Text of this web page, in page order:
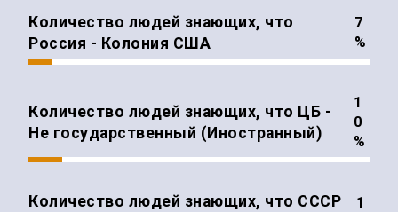
Количество людей знающих, что
Россия - Колония США
%
Количество людей знающих, что ЦБ -
Не государственный (Иностранный)
%
Количество людей знающих, что СССР